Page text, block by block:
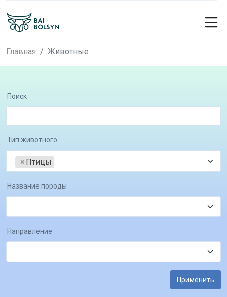
Главная Животные
Поиск
Тип животного
× Птицы
Название породы
Направление
Применить